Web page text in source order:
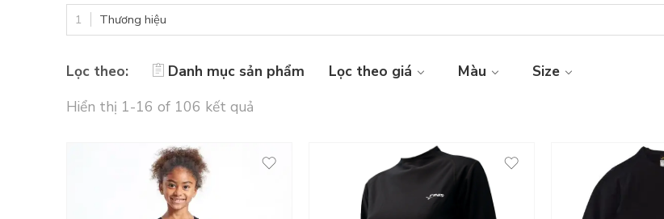
Thương hiệu
Lọc theo: Danh mục sản phẩm Lọc theo giá Màu
Size
Hiển thị 1-16 of 106 kết quả